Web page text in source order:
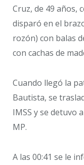
Cruz, de 49 años,
disparó en el
rozón) con balas
con cachas de
Cuando llegó la
Bautista, se
IMSS y se detuvo
MP.
A las 00:41 se le